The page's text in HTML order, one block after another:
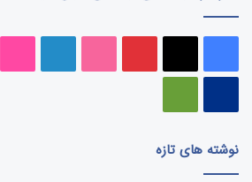
نوشته های تازه